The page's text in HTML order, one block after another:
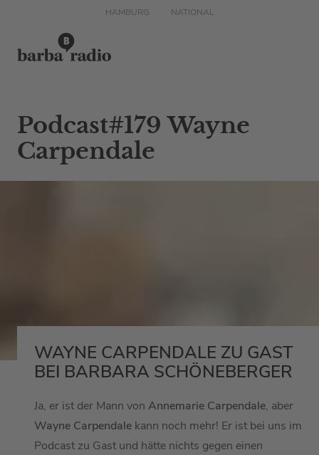
HAMBURG NATIONAL
Podcast#179 Wayne
Carpendale
WAYNE CARPENDALE ZU GAST
BEI BARBARA SCHÖNEBERGER
Ja, er ist der Mann von Annemarie Carpendale, aber
Wayne Carpendale kann noch mehr! Er ist bei uns im
Podcast zu Gast und hätte nichts gegen einen